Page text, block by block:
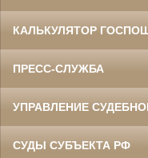
КАЛЬКУЛЯТОР
ПРЕСС-СЛУЖБА
УПРАВЛЕНИЕ
СУДЫ СУБЪЕКТА РФ